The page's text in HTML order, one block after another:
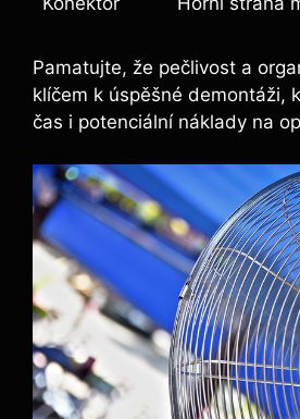
Pamatujte, že pečlivost a
klíčem k úspěšné demontáži,
čas i potenciální náklady na